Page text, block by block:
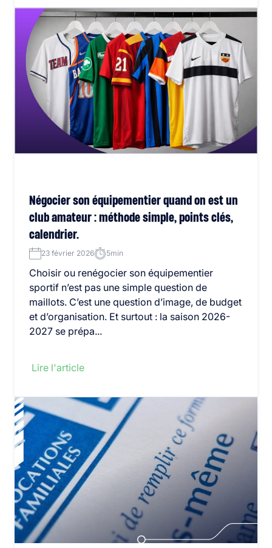
Négocier son équipementier quand on est un
club amateur : méthode simple, points clés,
calendrier.
23 février 2026 5min
Choisir ou renégocier son équipementier
sportif n’est pas une simple question de
maillots. C’est une question d’image, de budget
et d’organisation. Et surtout : la saison 2026-
2027 se prépa...
Lire l'article